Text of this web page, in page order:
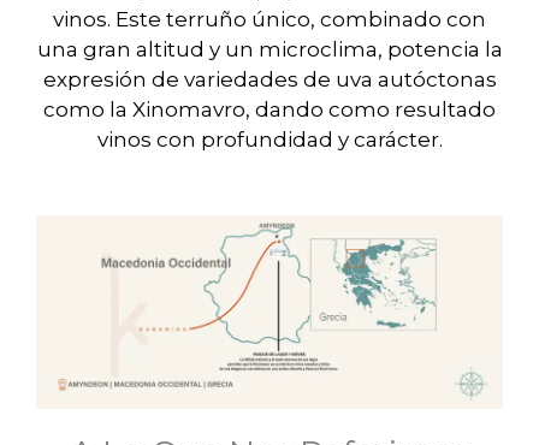
vinos. Este terruño único, combinado con
una gran altitud y un microclima, potencia la
expresión de variedades de uva autóctonas
como la Xinomavro, dando como resultado
vinos con profundidad y carácter.